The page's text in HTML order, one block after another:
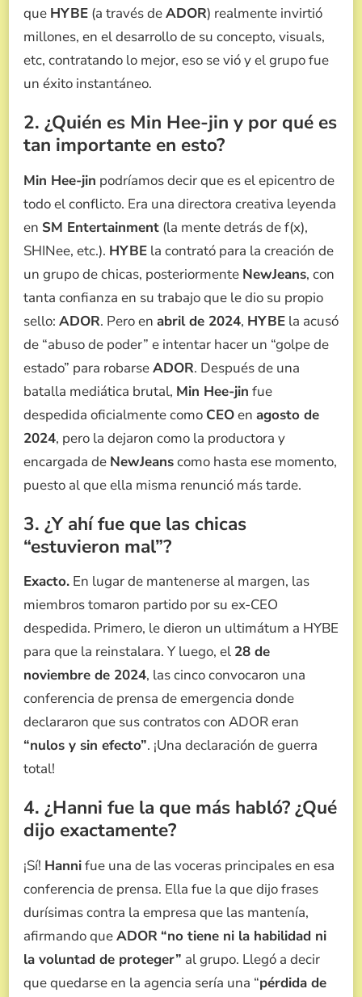
que HYBE (a través deADOR) realmente invirtió
millones, en el desarrollo de su concepto, visuals,
etc, contratando lo mejor, eso se vió y el grupo fue
un éxito instantáneo.
2. ¿Quién es Min Hee-jin y por qué es
tan importante en esto?
Min Hee-jin podríamos decir que es el epicentro de
todo el conflicto. Era una directora creativa leyenda
en SM Entertainment (la mente detrás de f(x),
SHINee, etc.). HYBE la contrató para la creación de
un grupo de chicas, posteriormente NewJeans, con
tanta confianza en su trabajo que le dio su propio
sello: ADOR. Pero en abril de 2024, HYBE la acusó
de “abuso de poder” e intentar hacer un “golpe de
estado” para robarseADOR. Después de una
batalla mediática brutal, Min Hee-jin fue
despedida oficialmente como CEOen agosto de
2024, pero la dejaron como la productora y
encargada de NewJeanscomo hasta ese momento,
puesto al que ella misma renunció más tarde.
3. ¿Y ahí fue que las chicas
“estuvieron mal”?
Exacto. En lugar de mantenerse al margen, las
miembros tomaron partido por su ex-CEO
despedida. Primero, le dieron un ultimátum a HYBE
para que la reinstalara. Y luego, el 28 de
noviembre de 2024, las cinco convocaron una
conferencia de prensa de emergencia donde
declararon que sus contratos con ADOR eran
“nulos y sin efecto”. ¡Una declaración de guerra
total!
4. ¿Hanni fue la que más habló? ¿Qué
dijo exactamente?
¡Sí! Hannifue una de las voceras principales en esa
conferencia de prensa. Ella fue la que dijo frases
durísimas contra la empresa que las mantenía,
afirmando queADOR “no tiene ni la habilidad ni
la voluntad de proteger” al grupo. Llegó a decir
que quedarse en la agencia sería una “pérdida de